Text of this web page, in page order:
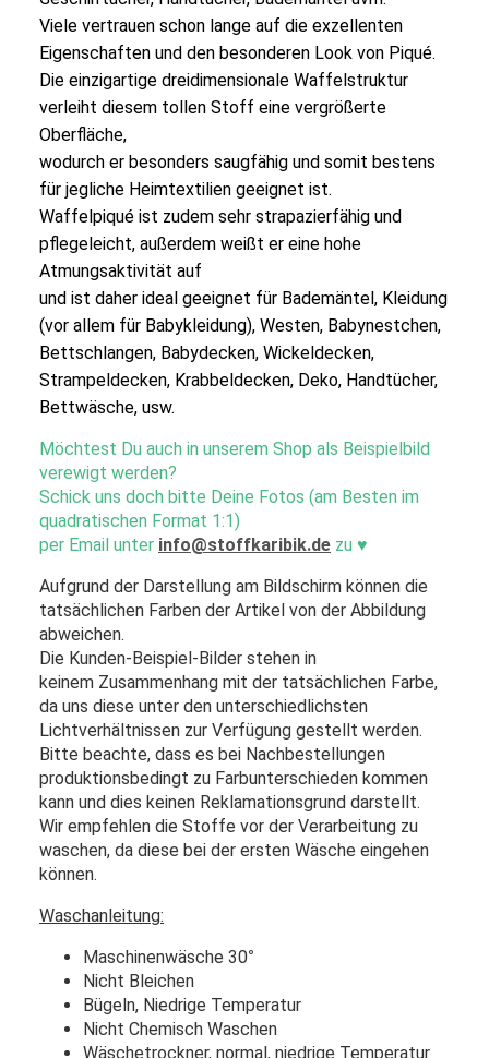
Viele vertrauen schon lange auf die exzellenten
Eigenschaften und den besonderen Look von Piqué.
Die einzigartige dreidimensionale Waffelstruktur
verleiht diesem tollen Stoff eine vergrößerte
Oberfläche,
wodurch er besonders saugfähig und somit bestens
für jegliche Heimtextilien geeignet ist.
Waffelpiqué ist zudem sehr strapazierfähig und
pflegeleicht, außerdem weißt er eine hohe
Atmungsaktivität auf
und ist daher ideal geeignet für Bademäntel, Kleidung
(vor allem für Babykleidung), Westen, Babynestchen,
Bettschlangen, Babydecken, Wickeldecken,
Strampeldecken, Krabbeldecken, Deko, Handtücher,
Bettwäsche, usw.
Möchtest Du auch in unserem Shop als Beispielbild
verewigt werden?
Schick uns doch bitte Deine Fotos (am Besten im
quadratischen Format 1:1)
per Email unter info@stoffkaribik.de zu ♥
Aufgrund der Darstellung am Bildschirm können die
tatsächlichen Farben der Artikel von der Abbildung
abweichen.
Die Kunden-Beispiel-Bilder stehen in
keinem Zusammenhang mit der tatsächlichen Farbe,
da uns diese unter den unterschiedlichsten
Lichtverhältnissen zur Verfügung gestellt werden.
Bitte beachte, dass es bei Nachbestellungen
produktionsbedingt zu Farbunterschieden kommen
kann und dies keinen Reklamationsgrund darstellt.
Wir empfehlen die Stoffe vor der Verarbeitung zu
waschen, da diese bei der ersten Wäsche eingehen
können.
Waschanleitung:
Maschinenwäsche 30°
Nicht Bleichen
Bügeln, Niedrige Temperatur
Nicht Chemisch Waschen
Wäschetrockner, normal, niedrige Temperatur